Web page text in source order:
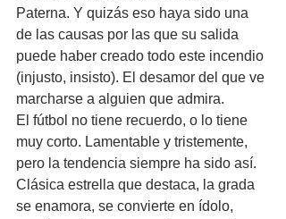
Paterna. Y quizás eso haya sido una
de las causas por las que su salida
puede haber creado todo este incendio
(injusto, insisto). El desamor del que ve
marcharse a alguien que admira.
El fútbol no tiene recuerdo, o lo tiene
muy corto. Lamentable y tristemente,
pero la tendencia siempre ha sido así.
Clásica estrella que destaca, la grada
se enamora, se convierte en ídolo,